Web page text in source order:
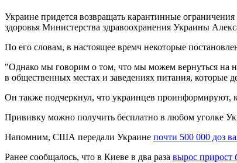
Украине придется возвращать карантинные
здоровья Министерства здравоохранения Украины
По его словам, в настоящее времч некоторые
"Однако мы говорим о том, что мы можем вернуться на
в общественных местах и заведениях питания,
Он также подчеркнул, что украинцев проинформируют,
Прививку можно получить бесплатно в любом уголке
Напомним, США передали Украине почти 500 000 доз
Ранее сообщалось, что в Киеве в два раза вырос прирост